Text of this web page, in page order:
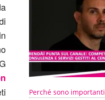
Perché sono